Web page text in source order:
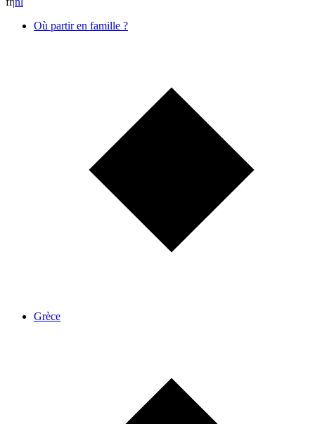
Où partir en famille ?
Grèce